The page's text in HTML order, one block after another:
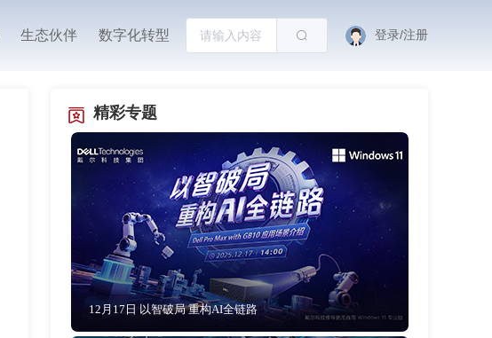
生态伙伴 数字化转型 登录/注册
精彩专题
12月17日 以智破局 重构AI全链路